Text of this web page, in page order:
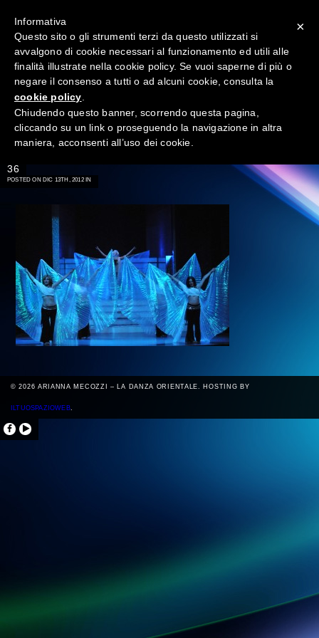
→
36
POSTED ON DIC 13TH, 2012 IN
© 2026 ARIANNA MECOZZI – LA DANZA ORIENTALE. HOSTING BY
ILTUOSPAZIOWEB.
×
Informativa
Questo sito o gli strumenti terzi da questo utilizzati si
avvalgono di cookie necessari al funzionamento ed utili alle
finalità illustrate nella cookie policy. Se vuoi saperne di più o
negare il consenso a tutti o ad alcuni cookie, consulta la
cookie policy
Chiudendo questo banner, scorrendo questa pagina,
cliccando su un link o proseguendo la navigazione in altra
maniera, acconsenti all’uso dei cookie.